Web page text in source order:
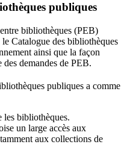
publiques
bibliothèques (PEB)
Catalogue des bibliothèques
ainsi que la façon
des demandes de PEB.
publiques a comme
les bibliothèques.
un large accès aux
aux collections de